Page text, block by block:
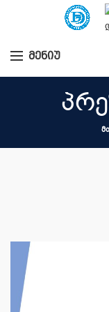
ᲛᲔᲜᲘᲣ